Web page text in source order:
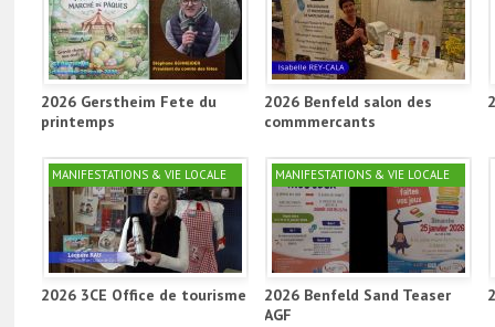
2026 Gerstheim Fete du
printemps
2026 Benfeld salon des
commmercants
MANIFESTATIONS & VIE LOCALE
2026 3CE Office de tourisme
MANIFESTATIONS & VIE LOCALE
2026 Benfeld Sand Teaser
AGF